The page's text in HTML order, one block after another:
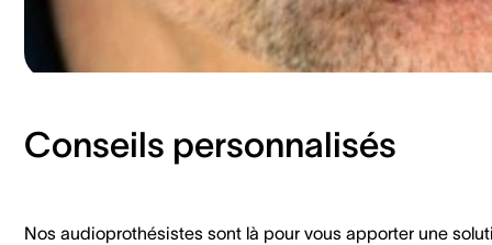
Conseils personnalisés
Nos audioprothésistes sont là pour vous apporter une